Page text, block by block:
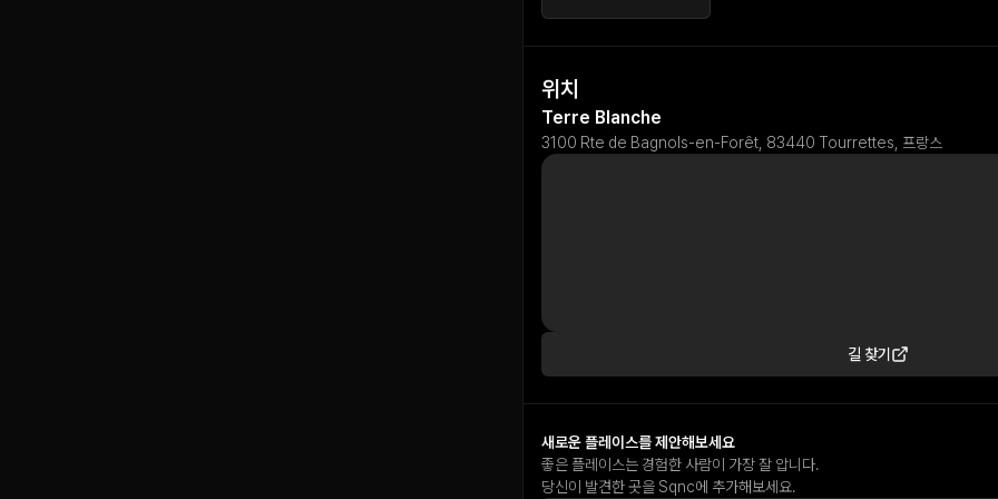
위치
Terre Blanche
3100 Rte de Bagnols-en-Forêt, 83440 Tourrettes, 프랑스
길 찾기
새로운 플레이스를 제안해보세요
좋은 플레이스는 경험한 사람이 가장 잘 압니다.
당신이 발견한 곳을 Sqnc에 추가해보세요.